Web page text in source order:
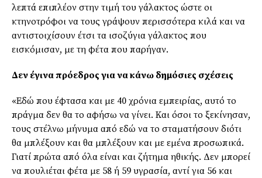
λεπτά επιπλέον στην τιμή του γάλακτος ώστε οι
κτηνοτρόφοι να τους γράψουν περισσότερα κιλά και να
αντιστοιχίσουν έτσι τα ισοζύγια γάλακτος που
εισκόμισαν, με τη φέτα που παρήγαν.
Δεν έγινα πρόεδρος για να κάνω δημόσιες σχέσεις
«Εδώ που έφτασα και με 40 χρόνια εμπειρίας, αυτό το
πράγμα δεν θα το αφήσω να γίνει. Και όσοι το ξεκίνησαν,
τους στέλνω μήνυμα από εδώ να το σταματήσουν διότι
θα μπλέξουν και θα μπλέξουν και με εμένα προσωπικά.
Γιατί πρώτα από όλα είναι και ζήτημα ηθικής. Δεν μπορεί
να πουλιέται φέτα με 58 ή 59 υγρασία, αντί για 56 και